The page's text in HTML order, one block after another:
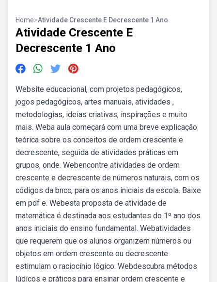
Home>Atividade Crescente E Decrescente 1 Ano
Atividade Crescente E
Decrescente 1 Ano
Website educacional, com projetos pedagógicos,
jogos pedagógicos, artes manuais, atividades ,
metodologias, ideias criativas, inspirações e muito
mais. Weba aula começará com uma breve explicação
teórica sobre os conceitos de ordem crescente e
decrescente, seguida de atividades práticas em
grupos, onde. Webencontre atividades de ordem
crescente e decrescente de números naturais, com os
códigos da bncc, para os anos iniciais da escola. Baixe
em pdf e. Webesta proposta de atividade de
matemática é destinada aos estudantes do 1º ano dos
anos iniciais do ensino fundamental. Webatividades
que requerem que os alunos organizem números ou
objetos em ordem crescente ou decrescente
estimulam o raciocínio lógico. Webdescubra métodos
lúdicos e práticos para ensinar ordem crescente e